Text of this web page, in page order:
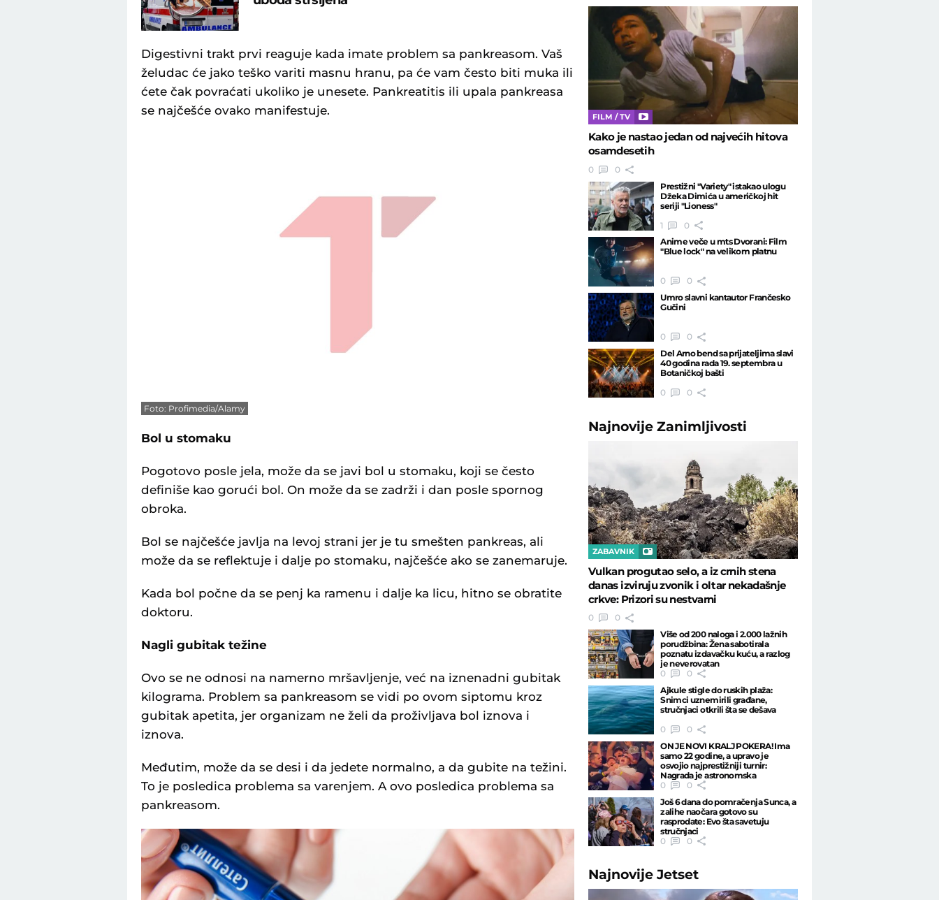
Digestivni trakt prvi reaguje kada imate problem sa pankreasom. Vaš
želudac će jako teško variti masnu hranu, pa će vam često biti muka ili
ćete čak povraćati ukoliko je unesete. Pankreatitis ili upala pankreasa
se najčešće ovako manifestuje.
Foto: Profimedia/Alamy
Bol u stomaku
Pogotovo posle jela, može da se javi bol u stomaku, koji se često
definiše kao gorući bol. On može da se zadrži i dan posle spornog
obroka.
Bol se najčešće javlja na levoj strani jer je tu smešten pankreas, ali
može da se reflektuje i dalje po stomaku, najčešće ako se zanemaruje.
Kada bol počne da se penj ka ramenu i dalje ka licu, hitno se obratite
doktoru.
Nagli gubitak težine
Ovo se ne odnosi na namerno mršavljenje, već na iznenadni gubitak
kilograma. Problem sa pankreasom se vidi po ovom siptomu kroz
gubitak apetita, jer organizam ne želi da proživljava bol iznova i
iznova.
Međutim, može da se desi i da jedete normalno, a da gubite na težini.
To je posledica problema sa varenjem. A ovo posledica problema sa
pankreasom.
FILM / TV
Kako je nastao jedan od najvećih hitova
osamdesetih
0
0
Prestižni "Variety" istakao ulogu
Džeka Dimića u američkoj hit
seriji "Lioness"
1
0
Anime veče u mts Dvorani: Film
"Blue lock" na velikom platnu
0
0
Umro slavni kantautor Frančesko
Gučini
0
0
Del Arno bend sa prijateljima slavi
40 godina rada 19. septembra u
Botaničkoj bašti
0
0
NajnovijeZanimljivosti
ZABAVNIK
Vulkan progutao selo, a iz crnih stena
danas izviruju zvonik i oltar nekadašnje
crkve: Prizori su nestvarni
0
0
Više od 200 naloga i 2.000 lažnih
porudžbina: Žena sabotirala
poznatu izdavačku kuću, a razlog
je neverovatan
0
0
Ajkule stigle do ruskih plaža:
Snimci uznemirili građane,
stručnjaci otkrili šta se dešava
0
0
ON JE NOVI KRALJ POKERA! Ima
samo 22 godine, a upravo je
osvojio najprestižniji turnir:
Nagrada je astronomska
0
0
Još 6 dana do pomračenja Sunca, a
zalihe naočara gotovo su
rasprodate: Evo šta savetuju
stručnjaci
0
0
NajnovijeJetset